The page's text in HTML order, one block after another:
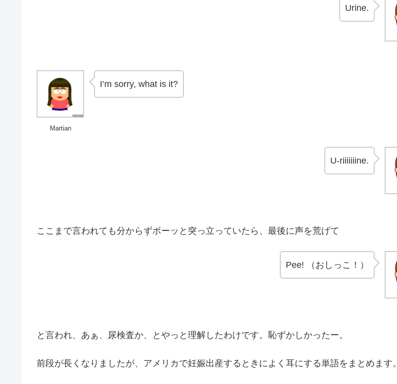
Urine.
Martian
I’m sorry, what is it?
U-riiiiiiine.
ここまで言われても分からずボーッと突っ立っていたら、最後に声を荒げて
Pee! （おしっこ！）
と言われ、あぁ、尿検査か、とやっと理解したわけです。恥ずかしかったー。
前段が長くなりましたが、アメリカで妊娠出産するときによく耳にする単語をまとめます。